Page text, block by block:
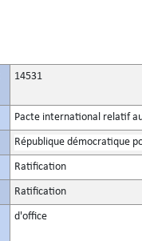
14531
Pacte international relatif
République démocratique
Ratification
Ratification
d'office